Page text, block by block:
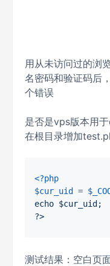
用从未访问过的浏
名密码和验证码后
个错误
是否是vps版本用
在根目录增加
<?php
$cur_uid
=
echo $cur_uid;
测试结果：空白页